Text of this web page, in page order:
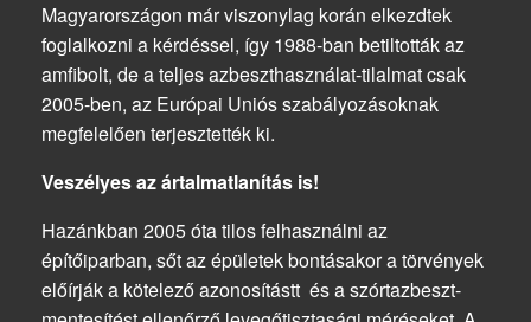
Magyarországon már viszonylag korán elkezdtek
foglalkozni a kérdéssel, így 1988-ban betiltották az
amfibolt, de a teljes azbeszthasználat-tilalmat csak
2005-ben, az Európai Uniós szabályozásoknak
megfelelően terjesztették ki.
Veszélyes az ártalmatlanítás is!
Hazánkban 2005 óta tilos felhasználni az
építőiparban, sőt az épületek bontásakor a törvények
előírják a kötelező azonosítástt és a szórtazbeszt-